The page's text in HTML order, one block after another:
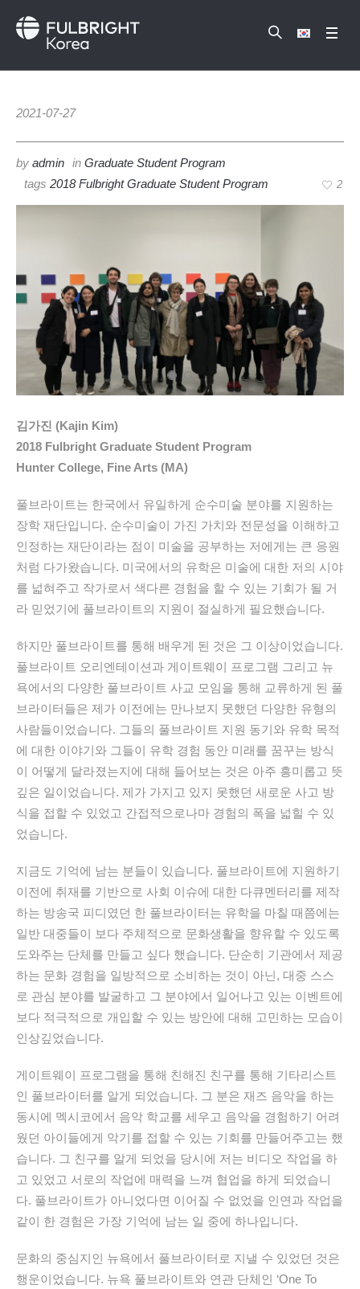
2021-07-27
by admin in Graduate Student Program
tags 2018 Fulbright Graduate Student Program 2
김가진 (Kajin Kim)
2018 Fulbright Graduate Student Program
Hunter College, Fine Arts (MA)
풀브라이트는 한국에서 유일하게 순수미술 분야를 지원하는
장학 재단입니다. 순수미술이 가진 가치와 전문성을 이해하고
인정하는 재단이라는 점이 미술을 공부하는 저에게는 큰 응원
처럼 다가왔습니다. 미국에서의 유학은 미술에 대한 저의 시야
를 넓혀주고 작가로서 색다른 경험을 할 수 있는 기회가 될 거
라 믿었기에 풀브라이트의 지원이 절실하게 필요했습니다.
하지만 풀브라이트를 통해 배우게 된 것은 그 이상이었습니다.
풀브라이트 오리엔테이션과 게이트웨이 프로그램 그리고 뉴
욕에서의 다양한 풀브라이트 사교 모임을 통해 교류하게 된 풀
브라이터들은 제가 이전에는 만나보지 못했던 다양한 유형의
사람들이었습니다. 그들의 풀브라이트 지원 동기와 유학 목적
에 대한 이야기와 그들이 유학 경험 동안 미래를 꿈꾸는 방식
이 어떻게 달라졌는지에 대해 들어보는 것은 아주 흥미롭고 뜻
깊은 일이었습니다. 제가 가지고 있지 못했던 새로운 사고 방
식을 접할 수 있었고 간접적으로나마 경험의 폭을 넓힐 수 있
었습니다.
지금도 기억에 남는 분들이 있습니다. 풀브라이트에 지원하기
이전에 취재를 기반으로 사회 이슈에 대한 다큐멘터리를 제작
하는 방송국 피디였던 한 풀브라이터는 유학을 마칠 때쯤에는
일반 대중들이 보다 주체적으로 문화생활을 향유할 수 있도록
도와주는 단체를 만들고 싶다 했습니다. 단순히 기관에서 제공
하는 문화 경험을 일방적으로 소비하는 것이 아닌, 대중 스스
로 관심 분야를 발굴하고 그 분야에서 일어나고 있는 이벤트에
보다 적극적으로 개입할 수 있는 방안에 대해 고민하는 모습이
인상깊었습니다.
게이트웨이 프로그램을 통해 친해진 친구를 통해 기타리스트
인 풀브라이터를 알게 되었습니다. 그 분은 재즈 음악을 하는
동시에 멕시코에서 음악 학교를 세우고 음악을 경험하기 어려
웠던 아이들에게 악기를 접할 수 있는 기회를 만들어주고는 했
습니다. 그 친구를 알게 되었을 당시에 저는 비디오 작업을 하
고 있었고 서로의 작업에 매력을 느껴 협업을 하게 되었습니
다. 풀브라이트가 아니었다면 이어질 수 없었을 인연과 작업을
같이 한 경험은 가장 기억에 남는 일 중에 하나입니다.
문화의 중심지인 뉴욕에서 풀브라이터로 지낼 수 있었던 것은
행운이었습니다. 뉴욕 풀브라이트와 연관 단체인 ‘One To